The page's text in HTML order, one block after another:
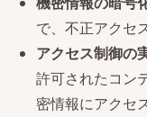
で、不正アクセ
アクセス制御の
許可されたコン
密情報にアクセ